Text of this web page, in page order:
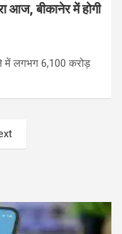
आज, बीकानेर में होगी
में लगभग 6,100 करोड़